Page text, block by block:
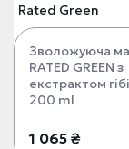
Rated Green
Зволожуюча
RATED GREEN з
екстрактом
200 ml
1 065 ₴